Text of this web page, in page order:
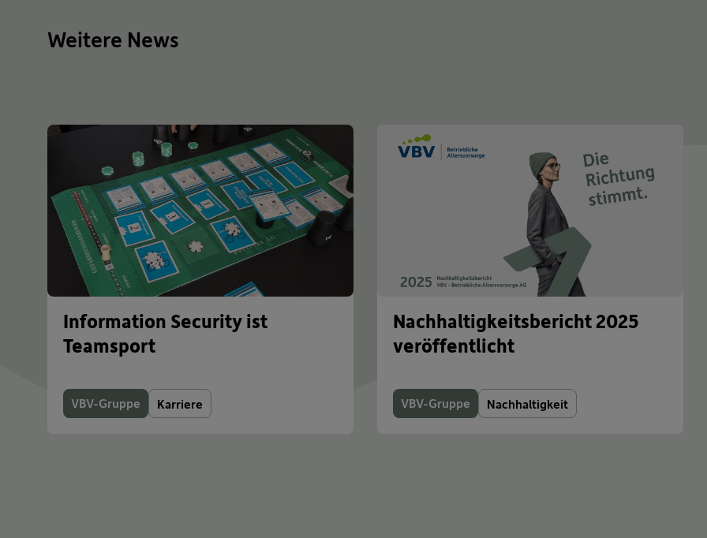
Weitere News
Information Security ist
Teamsport
VBV-Gruppe Karriere
Nachhaltigkeitsbericht 2025
veröffentlicht
VBV-Gruppe Nachhaltigkeit